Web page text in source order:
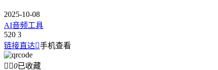
2025-10-08
AI音频工具
520 3
链接直达手机查看
 0已收藏